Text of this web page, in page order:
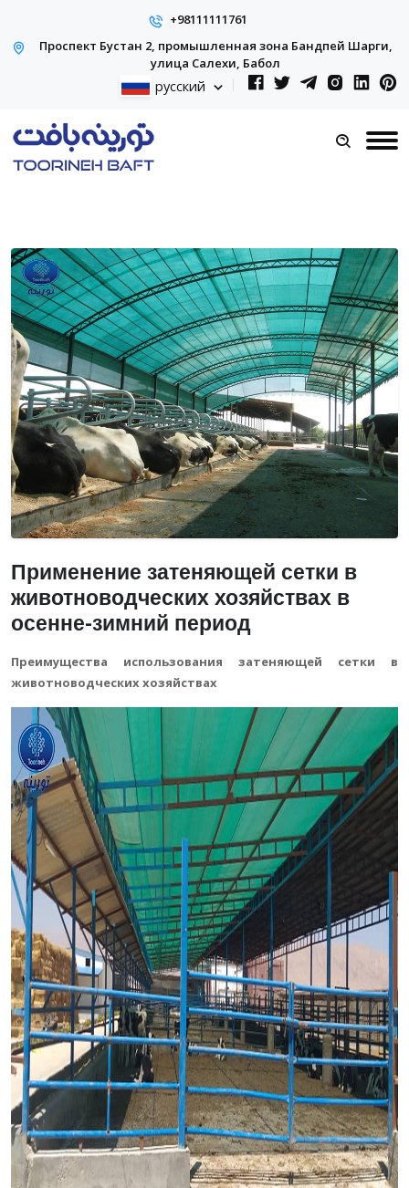
+98111111761
Проспект Бустан 2, промышленная зона Бандпей Шарги,
улица Салехи, Бабол
русский
Применение затеняющей сетки в
животноводческих хозяйствах в
осенне-зимний период
Преимущества использования затеняющей сетки в
животноводческих хозяйствах